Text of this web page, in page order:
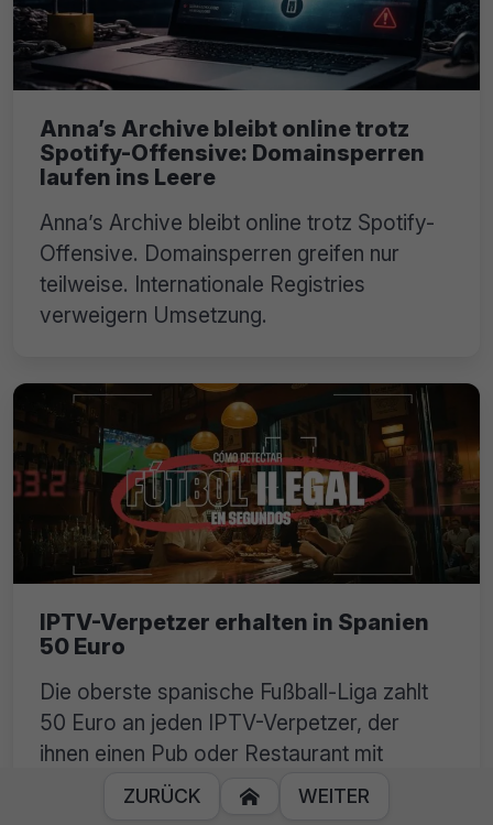
Anna’s Archive bleibt online trotz
Spotify-Offensive: Domainsperren
laufen ins Leere
Anna’s Archive bleibt online trotz Spotify-
Offensive. Domainsperren greifen nur
teilweise. Internationale Registries
verweigern Umsetzung.
IPTV-Verpetzer erhalten in Spanien
50 Euro
Die oberste spanische Fußball-Liga zahlt
50 Euro an jeden IPTV-Verpetzer, der
ihnen einen Pub oder Restaurant mit
illegalen Streams verrät.
ZURÜCK  WEITER